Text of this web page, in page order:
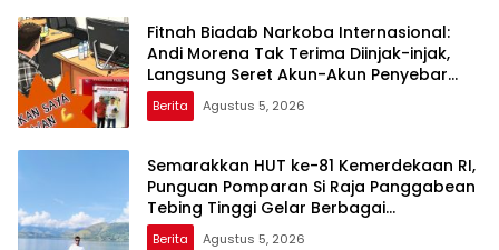
Fitnah Biadab Narkoba Internasional:
Andi Morena Tak Terima Diinjak-injak,
Langsung Seret Akun-Akun Penyebar
Hoaks ke Polda Kepri!
Berita Agustus 5, 2026
Semarakkan HUT ke-81 Kemerdekaan RI,
Punguan Pomparan Si Raja Panggabean
Tebing Tinggi Gelar Berbagai
Perlombaan
Berita Agustus 5, 2026